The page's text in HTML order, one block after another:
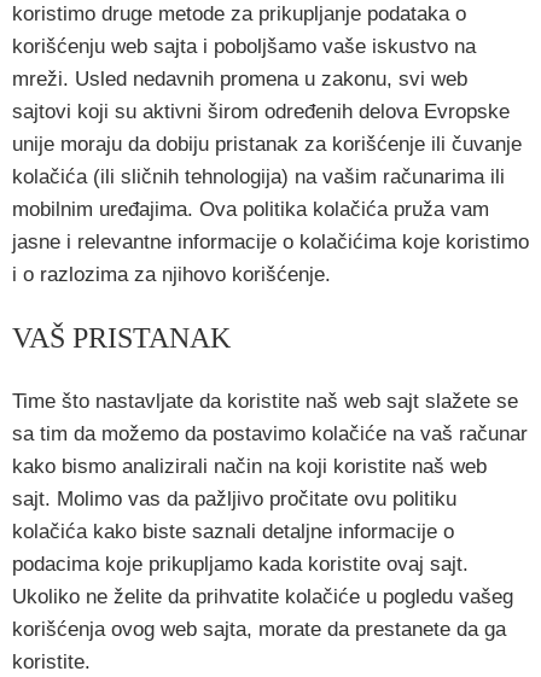
koristimo druge metode za prikupljanje podataka o
korišćenju web sajta i poboljšamo vaše iskustvo na
mreži. Usled nedavnih promena u zakonu, svi web
sajtovi koji su aktivni širom određenih delova Evropske
unije moraju da dobiju pristanak za korišćenje ili čuvanje
kolačića (ili sličnih tehnologija) na vašim računarima ili
mobilnim uređajima. Ova politika kolačića pruža vam
jasne i relevantne informacije o kolačićima koje koristimo
i o razlozima za njihovo korišćenje.
VAŠ PRISTANAK
Time što nastavljate da koristite naš web sajt slažete se
sa tim da možemo da postavimo kolačiće na vaš računar
kako bismo analizirali način na koji koristite naš web
sajt. Molimo vas da pažljivo pročitate ovu politiku
kolačića kako biste saznali detaljne informacije o
podacima koje prikupljamo kada koristite ovaj sajt.
Ukoliko ne želite da prihvatite kolačiće u pogledu vašeg
korišćenja ovog web sajta, morate da prestanete da ga
koristite.